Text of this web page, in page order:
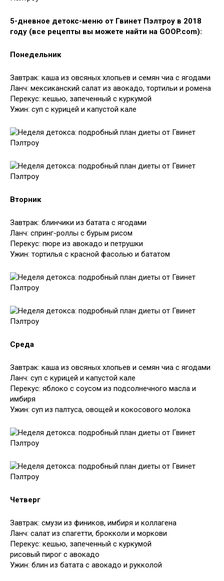
5-дневное детокс-меню от Гвинет Пэлтроу в 2018
году (все рецепты вы можете найти на GOOP.com):
Понедельник
Завтрак: каша из овсяных хлопьев и семян чиа с ягодами
Ланч: мексиканский салат из авокадо, тортильи и ромена
Перекус: кешью, запеченный с куркумой
Ужин: суп с курицей и капустой кале
Вторник
Завтрак: блинчики из батата с ягодами
Ланч: спринг-роллы с бурым рисом
Перекус: пюре из авокадо и петрушки
Ужин: тортилья с красной фасолью и бататом
Среда
Завтрак: каша из овсяных хлопьев и семян чиа с ягодами
Ланч: суп с курицей и капустой кале
Перекус: яблоко с соусом из подсолнечного масла и
имбиря
Ужин: суп из палтуса, овощей и кокосового молока
Четверг
Завтрак: смузи из фиников, имбиря и коллагена
Ланч: салат из спагетти, брокколи и моркови
Перекус: кешью, запеченный с куркумой
рисовый пирог с авокадо
Ужин: блин из батата с авокадо и рукколой